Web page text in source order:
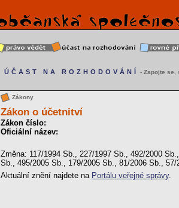
ÚČAST NA ROZHODOVÁNÍ - Zapojte se,
Zákony
Zákon o účetnitví
Zákon číslo:
Oficiální název:
Změna: 117/1994 Sb., 227/1997 Sb., 492/2000
Sb., 495/2005 Sb., 179/2005 Sb., 81/2006 Sb.,
Aktuální znění najdete na Portálu veřejné správy.